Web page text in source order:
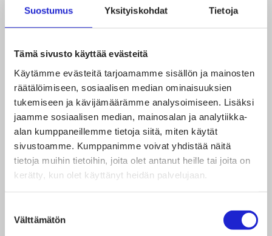
Suostumus Yksityiskohdat Tietoja
Tämä sivusto käyttää evästeitä
Käytämme evästeitä tarjoamamme sisällön ja mainosten
räätälöimiseen, sosiaalisen median ominaisuuksien
tukemiseen ja kävijämäärämme analysoimiseen. Lisäksi
jaamme sosiaalisen median, mainosalan ja analytiikka-
alan kumppaneillemme tietoja siitä, miten käytät
sivustoamme. Kumppanimme voivat yhdistää näitä
tietoja muihin tietoihin, joita olet antanut heille tai joita on
kerätty, kun olet käyttänyt heidän palvelujaan.
valinta
Välttämätön
englanniksi ja hoito-ohjeet olisivat ISO 3756
‑symbolein kuvattuna.
ALKUPERÄMAAMERKINTÄ SEKÄ
KOKOTIETO PAKOLLISIKSI
Tekstiilituotteiden alkuperän merkintöihin liittyvä
keskustelu on ollut pinnalla jo vuosia. Suomen
Tekstiili & Muoti näkee, että alkuperämaamerkintä
voisi olla EU:ssa pakollinen. Suurin osa yrityksistä
käyttää jo nyt merkintää vapaaehtoisesti
vastatakseen kuluttajien odotuksiin. On kuitenkin